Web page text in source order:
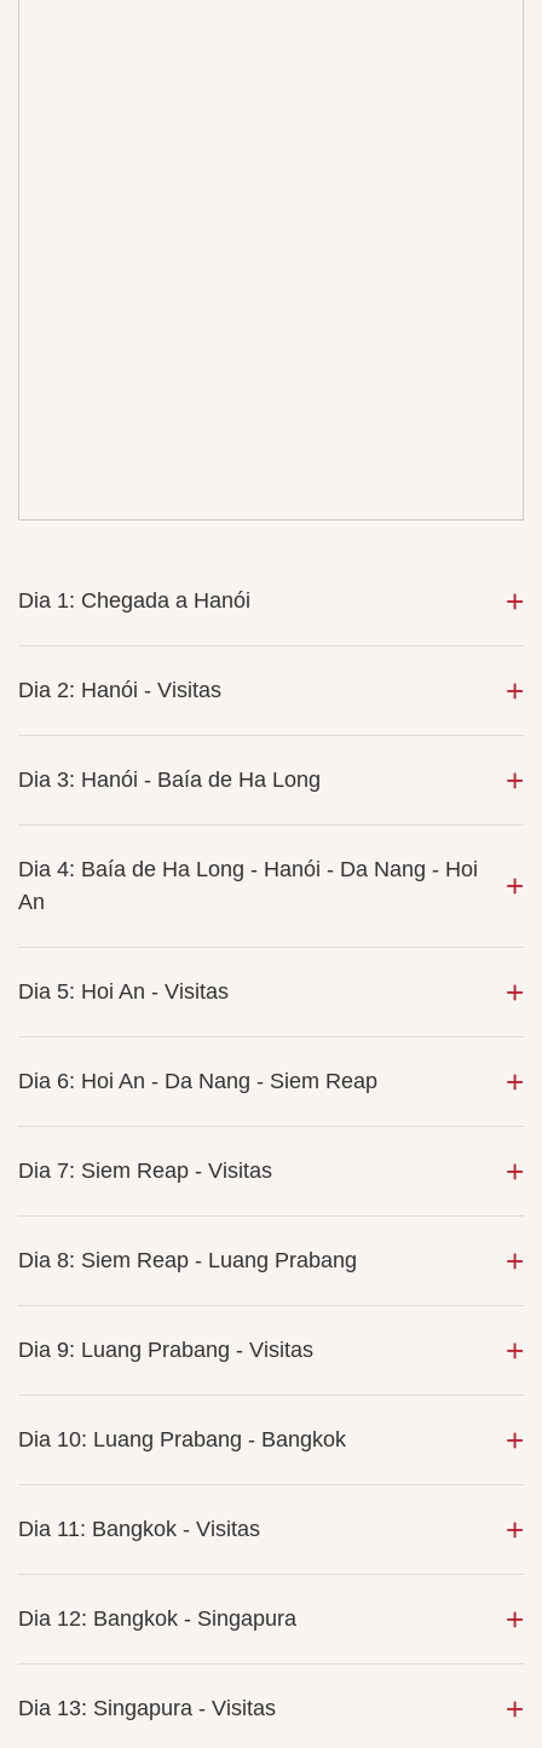
Dia 1: Chegada a Hanói
Dia 2: Hanói - Visitas
Dia 3: Hanói - Baía de Ha Long
Dia 4: Baía de Ha Long - Hanói - Da Nang - Hoi
An
Dia 5: Hoi An - Visitas
Dia 6: Hoi An - Da Nang - Siem Reap
Dia 7: Siem Reap - Visitas
Dia 8: Siem Reap - Luang Prabang
Dia 9: Luang Prabang - Visitas
Dia 10: Luang Prabang - Bangkok
Dia 11: Bangkok - Visitas
Dia 12: Bangkok - Singapura
Dia 13: Singapura - Visitas